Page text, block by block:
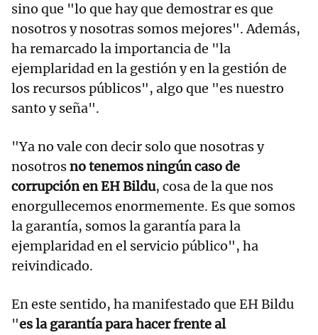
sino que "lo que hay que demostrar es que
nosotros y nosotras somos mejores". Además,
ha remarcado la importancia de "la
ejemplaridad en la gestión y en la gestión de
los recursos públicos", algo que "es nuestro
santo y seña".
"Ya no vale con decir solo que nosotras y
nosotrosno tenemos ningún caso de
corrupción en EH Bildu, cosa de la que nos
enorgullecemos enormemente. Es que somos
la garantía, somos la garantía para la
ejemplaridad en el servicio público", ha
reivindicado.
En este sentido, ha manifestado que EH Bildu
"es la garantía para hacer frente al